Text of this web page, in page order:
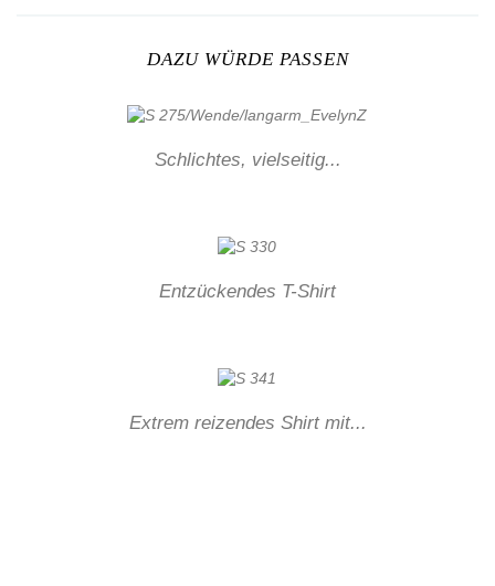
DAZU WÜRDE PASSEN
Schlichtes, vielseitig...
Entzückendes T-Shirt
Extrem reizendes Shirt mit...